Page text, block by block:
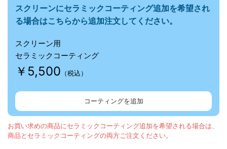
スクリーンにセラミックコーティング追加を希望され
る場合はこちらから追加注文してください。
スクリーン用
セラミックコーティング
￥5,500 （税込）
コーティングを追加
お買い求めの商品にセラミックコーティング追加を希望される場合は、
商品とセラミックコーティングの両方ご注文ください。